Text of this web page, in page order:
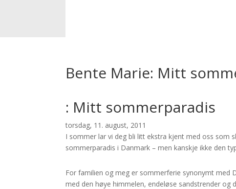
Bente Marie: Mitt
: Mitt sommerparadis
torsdag, 11. august, 2011
I sommer lar vi deg bli litt ekstra kjent med oss som
sommerparadis i Danmark – men kanskje ikke den
For familien og meg er sommerferie synonymt med
med den høye himmelen, endeløse sandstrender og